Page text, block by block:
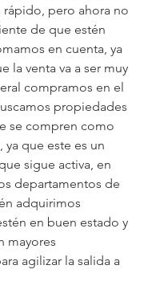
rápido, pero ahora no
de que estén
en cuenta, ya
la venta va a ser muy
compramos en el
propiedades
se compren como
ya que este es un
sigue activa, en
departamentos de
adquirimos
en buen estado y
mayores
agilizar la salida a